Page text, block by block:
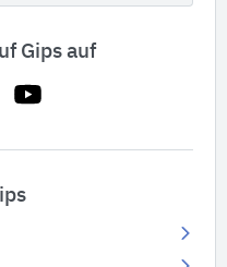
Gips auf